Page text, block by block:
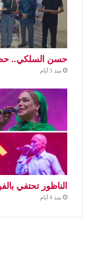
حسن السلكي..
منذ 3 أيام
الناظور تحتفي
منذ 4 أيام